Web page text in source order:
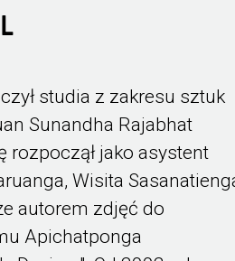
studia z zakresu sztuk
Sunandha Rajabhat
rozpoczął jako asystent
Wisita
autorem zdjęć do
Apichatponga